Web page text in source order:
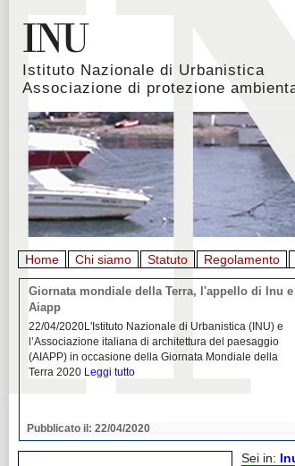
Istituto Nazionale di Urbanistica
Associazione di protezione
Home Chi siamo Statuto Regolamento
Giornata mondiale della Terra, l'appello di Inu e
Aiapp
22/04/2020L'Istituto Nazionale di Urbanistica (INU) e
l’Associazione italiana di architettura del paesaggio
(AIAPP) in occasione della Giornata Mondiale della
Terra 2020 Leggi tutto
Pubblicato il: 22/04/2020
Sei in: